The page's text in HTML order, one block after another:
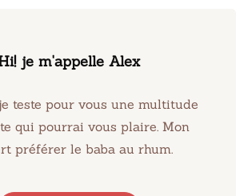
je m'appelle Alex
teste pour vous une multitude
qui pourrai vous plaire. Mon
préférer le baba au rhum.